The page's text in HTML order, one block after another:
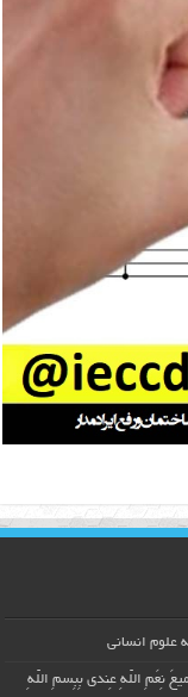
علوم انسانی
نِعَمِ اللّهِ عِندی بِبِسمِ اللّهِ